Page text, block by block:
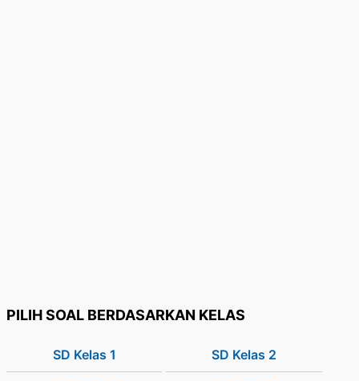
PILIH SOAL BERDASARKAN KELAS
SD Kelas 1 SD Kelas 2